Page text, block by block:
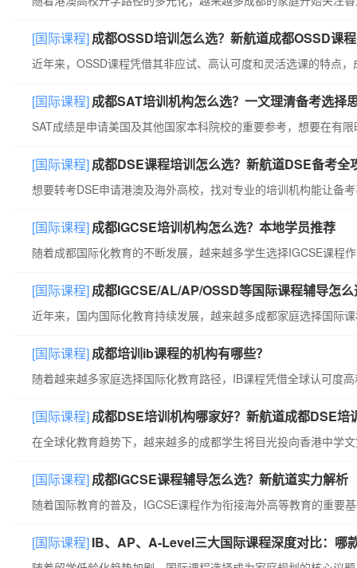
[国际课程]成都OSSD培训怎么选？新航道成都OSSD课
[国际课程]成都SAT培训机构怎么选？一文理清备考选择
[国际课程]成都DSE课程培训怎么选？新航道DSE备考全
[国际课程]成都IGCSE培训机构怎么选？本地学员推荐
[国际课程]成都IGCSE/AL/AP/OSSD等国际课程辅导怎
[国际课程]成都培训ib课程的机构有哪些？
[国际课程]成都DSE培训机构哪家好？新航道成都DSE培
[国际课程]成都IGCSE课程辅导怎么选？新航道实力解析
[国际课程]IB、AP、A-Level三大国际课程深度对比：哪